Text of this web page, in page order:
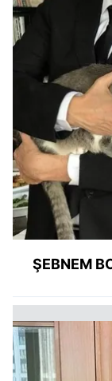
ŞEBNEM